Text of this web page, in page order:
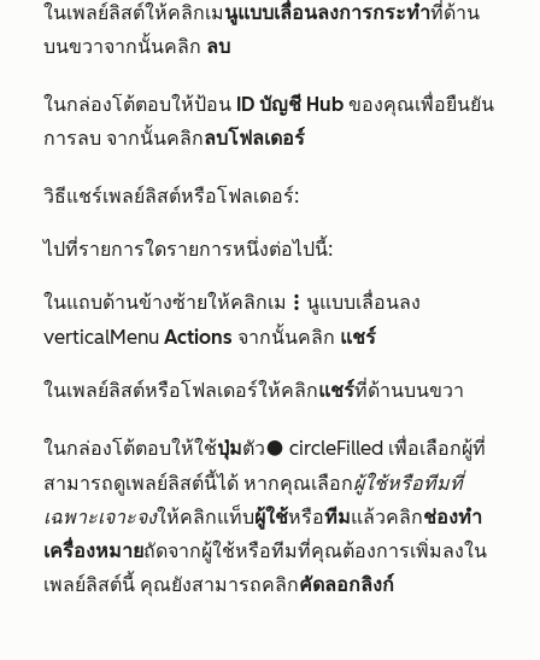
ในเพลย์ลิสต์ให้คลิกเมนูแบบเลื่อนลงการกระทำที่ด้าน
บนขวาจากนั้นคลิก ลบ
ในกล่องโต้ตอบให้ป้อน ID บัญชี Hub ของคุณเพื่อยืนยัน
การลบ จากนั้นคลิกลบโฟลเดอร์
วิธีแชร์เพลย์ลิสต์หรือโฟลเดอร์:
ไปที่รายการใดรายการหนึ่งต่อไปนี้:
ในแถบด้านข้างซ้ายให้คลิกเม verticalMenu นูแบบเลื่อนลง
verticalMenu Actions จากนั้นคลิก แชร์
ในเพลย์ลิสต์หรือโฟลเดอร์ให้คลิกแชร์ที่ด้านบนขวา
ในกล่องโต้ตอบให้ใช้ปุ่มตัวcircleFilled circleFilled เพื่อเลือกผู้ที่
สามารถดูเพลย์ลิสต์นี้ได้ หากคุณเลือกผู้ใช้หรือทีมที่
เฉพาะเจาะจงให้คลิกแท็บผู้ใช้หรือทีมแล้วคลิกช่องทำ
เครื่องหมายถัดจากผู้ใช้หรือทีมที่คุณต้องการเพิ่มลงใน
เพลย์ลิสต์นี้ คุณยังสามารถคลิกคัดลอกลิงก์